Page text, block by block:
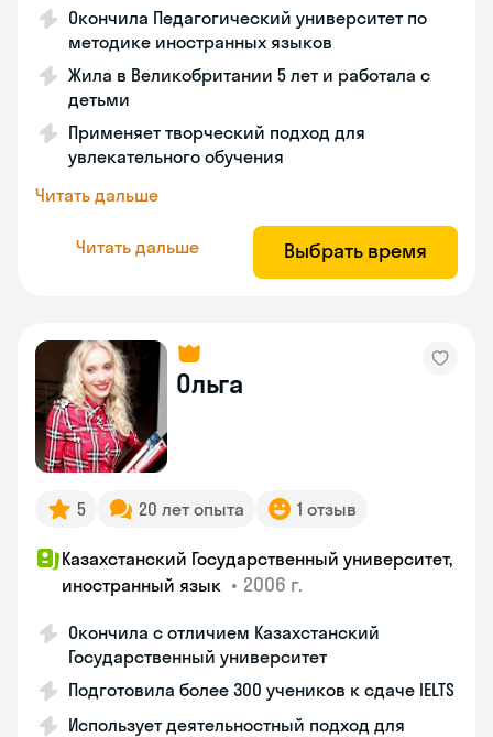
Окончила Педагогический университет по
методике иностранных языков
Жила в Великобритании 5 лет и работала с
детьми
Применяет творческий подход для
увлекательного обучения
Читать дальше
Читать дальше Выбрать время
Ольга
5 20 лет опыта 1 отзыв
Казахстанский Государственный университет,
иностранный язык • 2006 г.
Окончила с отличием Казахстанский
Государственный университет
Подготовила более 300 учеников к сдаче IELTS
Использует деятельностный подход для